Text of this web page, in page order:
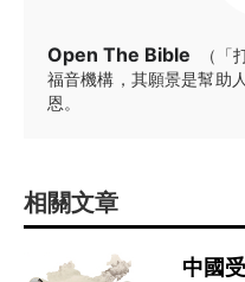
Open The Bible
（
福音機構，其願景是幫助
恩。
相關文章
中國